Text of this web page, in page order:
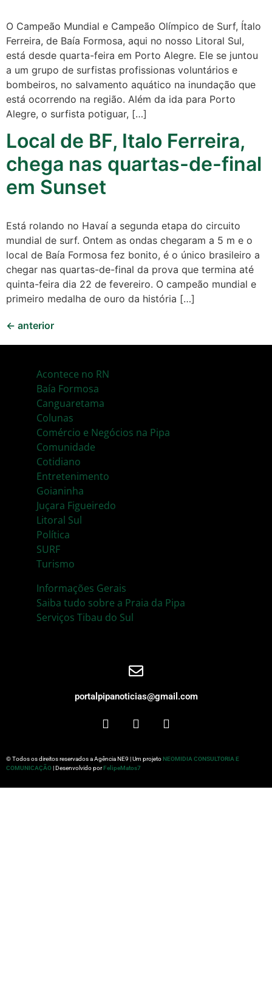
O Campeão Mundial e Campeão Olímpico de Surf, Ítalo
Ferreira, de Baía Formosa, aqui no nosso Litoral Sul,
está desde quarta-feira em Porto Alegre. Ele se juntou
a um grupo de surfistas profissionas voluntários e
bombeiros, no salvamento aquático na inundação que
está ocorrendo na região. Além da ida para Porto
Alegre, o surfista potiguar, […]
Local de BF, Italo Ferreira,
chega nas quartas-de-final
em Sunset
Está rolando no Havaí a segunda etapa do circuito
mundial de surf. Ontem as ondas chegaram a 5 m e o
local de Baía Formosa fez bonito, é o único brasileiro a
chegar nas quartas-de-final da prova que termina até
quinta-feira dia 22 de fevereiro. O campeão mundial e
primeiro medalha de ouro da história […]
← anterior
Acontece no RN
Baía Formosa
Canguaretama
Colunas
Comércio e Negócios na Pipa
Comunidade
Cotidiano
Entretenimento
Goianinha
Juçara Figueiredo
Litoral Sul
Política
SURF
Turismo
Informações Gerais
Saiba tudo sobre a Praia da Pipa
Serviços Tibau do Sul
portalpipanoticias@gmail.com
© Todos os direitos reservados a Agência NE9 | Um projetoNEOMIDIA CONSULTORIA E
COMUNICAÇÃO| Desenvolvido porFelipeMatos7